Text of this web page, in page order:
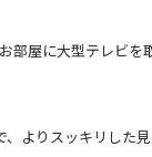
屋に大型テレビを
よりスッキリした見